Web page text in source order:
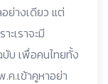
ย่างเดียว แต่
เราจะมี
บ เพื่อคนไทยทั้ง
ค.เข้าคูหาอย่า